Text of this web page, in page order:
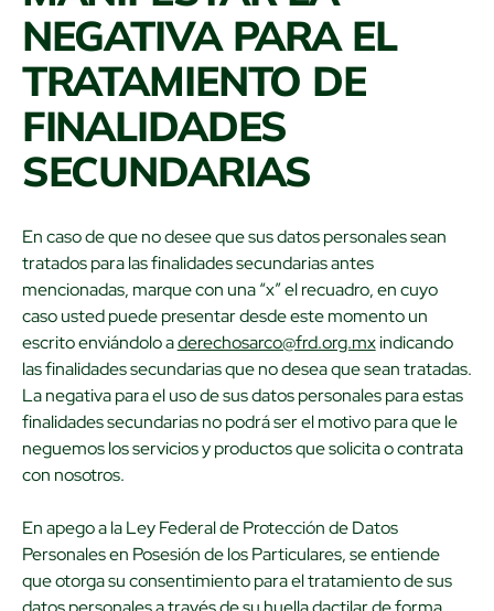
NEGATIVA PARA EL
TRATAMIENTO DE
FINALIDADES
SECUNDARIAS
En caso de que no desee que sus datos personales sean
tratados para las finalidades secundarias antes
mencionadas, marque con una “x” el recuadro, en cuyo
caso usted puede presentar desde este momento un
escrito enviándolo aderechosarco@frd.org.mxindicando
las finalidades secundarias que no desea que sean tratadas.
La negativa para el uso de sus datos personales para estas
finalidades secundarias no podrá ser el motivo para que le
neguemos los servicios y productos que solicita o contrata
con nosotros.
En apego a la Ley Federal de Protección de Datos
Personales en Posesión de los Particulares, se entiende
que otorga su consentimiento para el tratamiento de sus